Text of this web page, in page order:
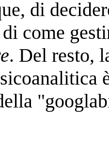
di
come
. Del resto,